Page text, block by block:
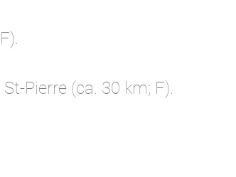
Pierre (ca. 30 km; F).